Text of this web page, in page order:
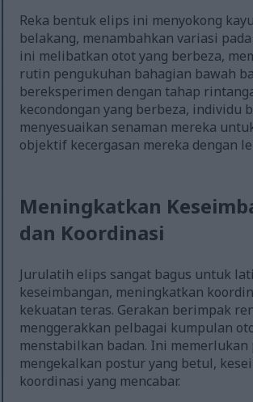
Reka bentuk elips ini menyokong
belakang, menambahkan variasi
ini melibatkan otot yang berbeza,
rutin pengukuhan bahagian bawah
bereksperimen dengan tahap
kecondongan yang berbeza, individu
menyesuaikan senaman mereka
objektif kecergasan mereka dengan
Meningkatkan
dan Koordinasi
Jurulatih elips sangat bagus untuk
keseimbangan, meningkatkan
kekuatan teras. Gerakan berimpak
menggerakkan pelbagai kumpulan
menstabilkan badan. Ini memerlukan
mengekalkan postur yang betul,
koordinasi yang mencabar.